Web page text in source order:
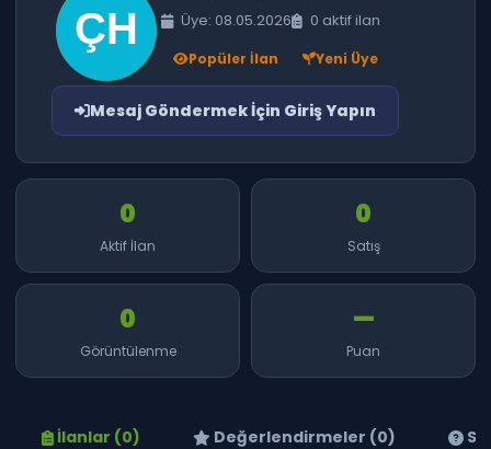
Üye: 08.05.2026 0 aktif ilan
Popüler İlan Yeni Üye
Mesaj Göndermek İçin Giriş Yapın
0
Aktif İlan
0
Satış
0
Görüntülenme
—
Puan
İlanlar (0) Değerlendirmeler (0)